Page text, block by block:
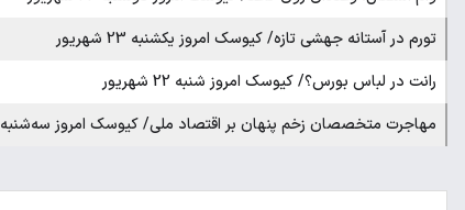
تورم در آستانه جهشی تازه/ کیوسک امروز یکشنبه 23 شهریور
رانت در لباس بورس؟/ کیوسک امروز شنبه 22 شهریور
مهاجرت متخصصان زخم پنهان بر اقتصاد ملی/ کیوسک امروز سه‌شنبه 18 شهریور